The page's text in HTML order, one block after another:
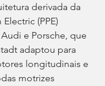
derivada da
(PPE)
e Porsche, que
adaptou para
longitudinais e
motrizes